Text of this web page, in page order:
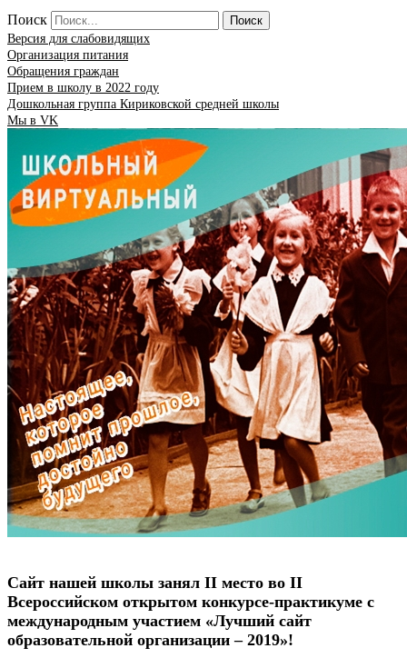
Поиск
Поиск
Версия для слабовидящих
Организация питания
Обращения граждан
Прием в школу в 2022 году
Дошкольная группа Кириковской средней школы
Мы в VK
Сайт нашей школы занял II место во II
Всероссийском открытом конкурсе-практикуме с
международным участием «Лучший сайт
образовательной организации – 2019»!